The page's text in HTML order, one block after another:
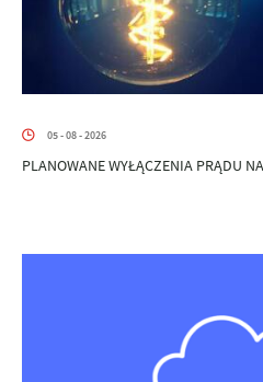
05 - 08 - 2026
PLANOWANE WYŁĄCZENIA PRĄDU